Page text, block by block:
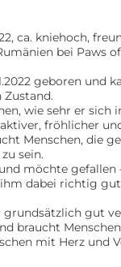
ca. kniehoch,
bei Paws
geboren und
wie sehr er sich
fröhlicher
Menschen, die
sein.
möchte gefallen
dabei richtig
gut
braucht
mit Herz und